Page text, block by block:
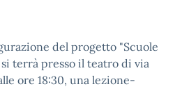
del progetto "Scuole
terrà presso il teatro di via
ore 18:30, una lezione-